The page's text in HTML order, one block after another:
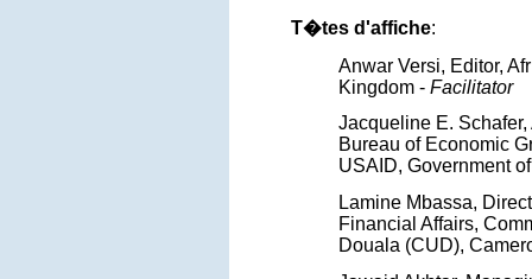
T�tes d'affiche:
Anwar Versi, Editor,
Kingdom - Facilitator
Jacqueline E.
Bureau of Economic
USAID, Government
Lamine Mbassa,
Financial Affairs,
Douala (CUD),